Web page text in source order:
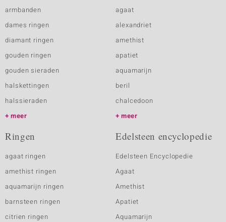
armbanden
dames ringen
diamant ringen
gouden ringen
gouden sieraden
halskettingen
halssieraden
meer
agaat
alexandriet
amethist
apatiet
aquamarijn
beril
chalcedoon
meer
Ringen
agaat ringen
amethist ringen
aquamarijn ringen
barnsteen ringen
citrien ringen
Edelsteen encyclopedie
Edelsteen Encyclopedie
Agaat
Amethist
Apatiet
Aquamarijn